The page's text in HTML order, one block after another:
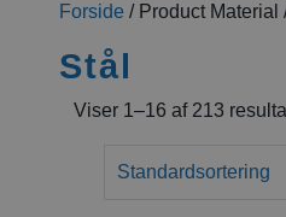
Forside / Product Material
Stål
Viser 1–16 af 213